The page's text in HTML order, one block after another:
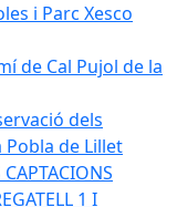
i Parc Xesco
de Cal Pujol de la
dels
Pobla de Lillet
1 I